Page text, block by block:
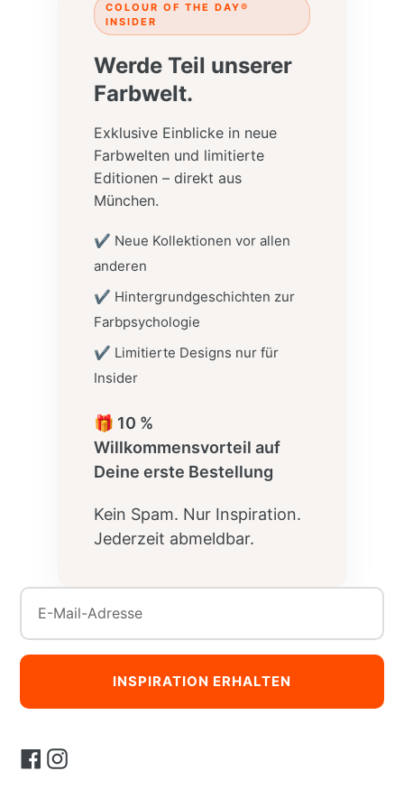
COLOUR OF THE DAY®
INSIDER
Werde Teil unserer
Farbwelt.
Exklusive Einblicke in neue
Farbwelten und limitierte
Editionen – direkt aus
München.
✔ Neue Kollektionen vor allen
anderen
✔ Hintergrundgeschichten zur
Farbpsychologie
✔ Limitierte Designs nur für
Insider
🎁 10 %
Willkommensvorteil auf
Deine erste Bestellung
Kein Spam. Nur Inspiration.
Jederzeit abmeldbar.
INSPIRATION ERHALTEN